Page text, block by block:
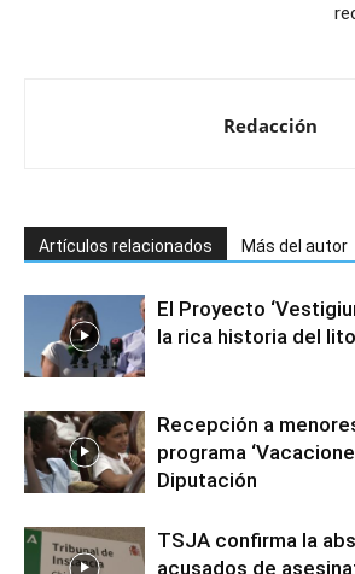
Redacción
Artículos relacionados Más del autor
El Proyecto
la rica historia del
Recepción a
programa
Diputación
TSJA confirma la
acusados de